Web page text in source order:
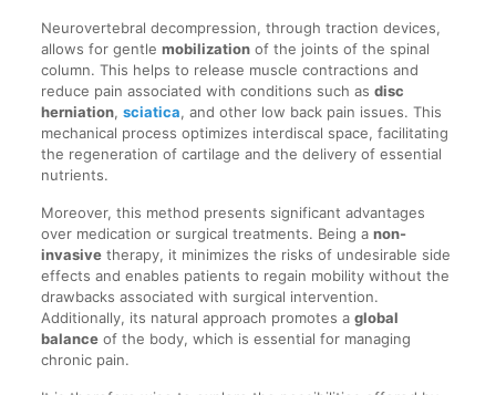
Neurovertebral decompression, through traction devices,
allows for gentle mobilizationof the joints of the spinal
column. This helps to release muscle contractions and
reduce pain associated with conditions such as disc
herniation, sciatica, and other low back pain issues. This
mechanical process optimizes interdiscal space, facilitating
the regeneration of cartilage and the delivery of essential
nutrients.
Moreover, this method presents significant advantages
over medication or surgical treatments. Being a non-
invasivetherapy, it minimizes the risks of undesirable side
effects and enables patients to regain mobility without the
drawbacks associated with surgical intervention.
Additionally, its natural approach promotes a global
balanceof the body, which is essential for managing
chronic pain.